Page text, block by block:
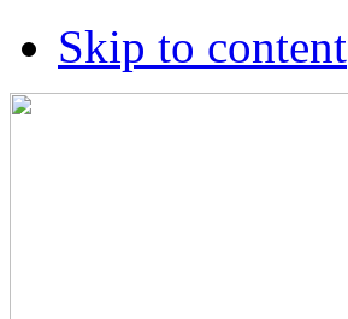
Skip to content